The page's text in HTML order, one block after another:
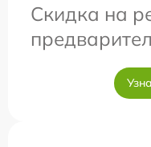
Скидка на